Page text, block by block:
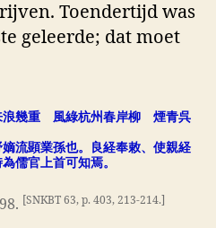
Toendertijd was
geleerde; dat moet
幾重 風綠杭州春岸柳 煙青呉
顕業孫也。良経奉敕、使親経
儒官上首可知焉。
[SNKBT 63, p. 403, 213-214.]